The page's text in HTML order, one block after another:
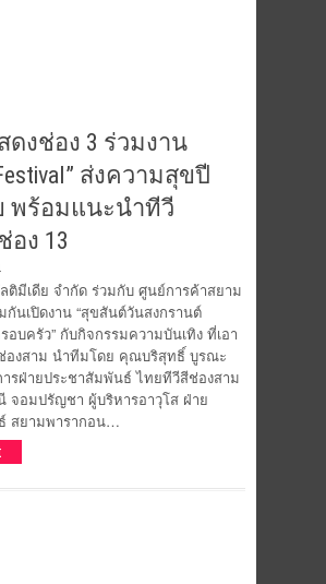
งช่อง 3 ร่วมงาน
ส่งความสุขปี
พร้อมแนะนำทีวี
อง 13
มีเดีย จำกัด ร่วมกับ ศูนย์การค้าสยาม
กันเปิดงาน “สุขสันต์วันสงกรานต์
อบครัว” กับกิจกรรมความบันเทิง ที่เอา
องสาม นำทีมโดย คุณบริสุทธิ์ บูรณะ
รฝ่ายประชาสัมพันธ์ ไทยทีวีสีช่องสาม
จอมปรัญชา ผู้บริหารอาวุโส ฝ่าย
สยามพารากอน…